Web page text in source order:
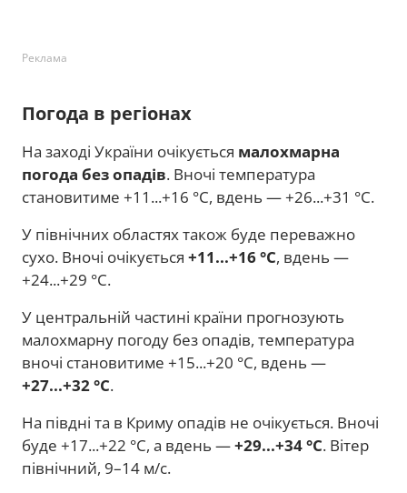
Реклама
Погода в регіонах
На заході України очікується малохмарна
погода без опадів. Вночі температура
становитиме +11...+16 °C, вдень — +26...+31 °C.
У північних областях також буде переважно
сухо. Вночі очікується +11...+16 °C, вдень —
+24...+29 °C.
У центральній частині країни прогнозують
малохмарну погоду без опадів, температура
вночі становитиме +15...+20 °C, вдень —
+27...+32 °C.
На півдні та в Криму опадів не очікується. Вночі
буде +17...+22 °C, а вдень —+29...+34 °C. Вітер
північний, 9–14 м/с.